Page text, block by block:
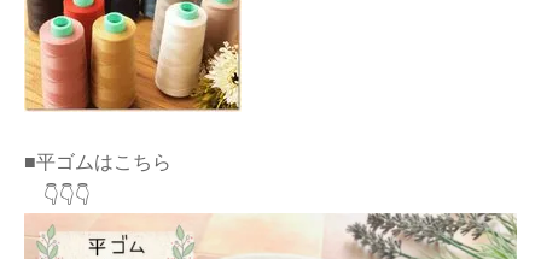
■平ゴムはこちら
👇👇👇